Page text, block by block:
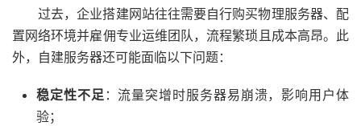
过去，企业搭建网站往往需要自行购买物理服务器、配
置网络环境并雇佣专业运维团队，流程繁琐且成本高昂。此
外，自建服务器还可能面临以下问题：
稳定性不足：流量突增时服务器易崩溃，影响用户体
验；